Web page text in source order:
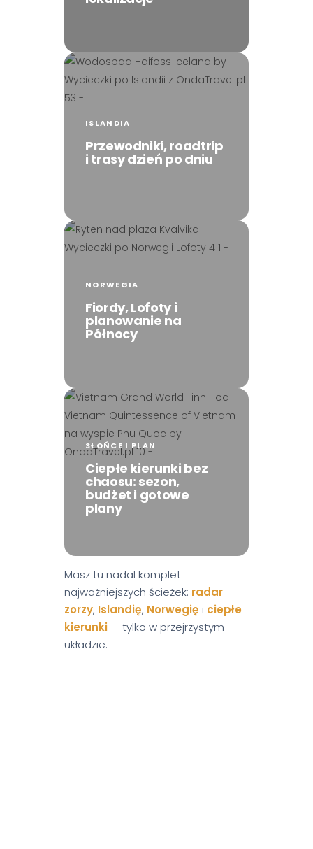
ISLANDIA
Przewodniki, roadtrip
i trasy dzień po dniu
NORWEGIA
Fiordy, Lofoty i
planowanie na
Północy
SŁOŃCE I PLAN
Ciepłe kierunki bez
chaosu: sezon,
budżet i gotowe
plany
Masz tu nadal komplet
najważniejszych ścieżek: radar
zorzy, Islandię, Norwegię i ciepłe
kierunki — tylko w przejrzystym
układzie.